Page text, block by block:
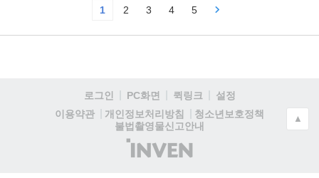
1 2 3 4 5
로그인 PC화면 퀵링크
설정
이용약관
개인정보처리방침
청소년보호정책
불법촬영물신고안내
(주)
인
▲